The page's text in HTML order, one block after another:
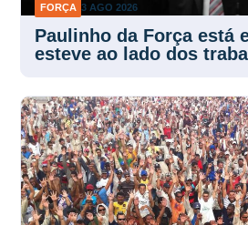
FORÇA 3 AGO 2026
Paulinho da Força está
esteve ao lado dos